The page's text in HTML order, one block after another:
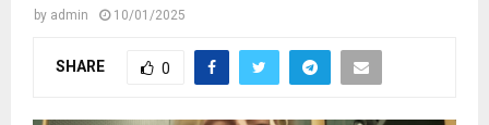
by admin 10/01/2025
SHARE 0